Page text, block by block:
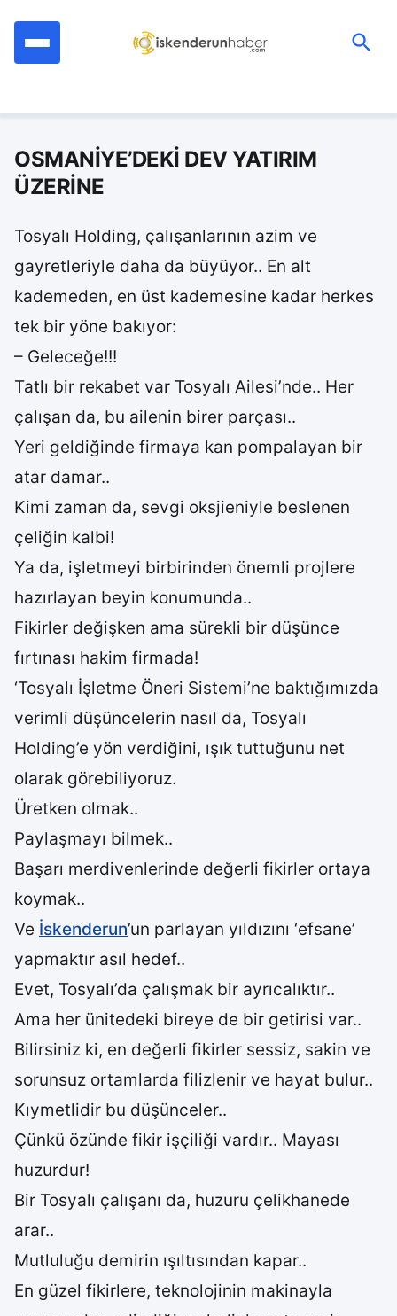
OSMANİYE’DEKİ DEV YATIRIM
ÜZERİNE
Tosyalı Holding, çalışanlarının azim ve
gayretleriyle daha da büyüyor.. En alt
kademeden, en üst kademesine kadar herkes
tek bir yöne bakıyor:
– Geleceğe!!!
Tatlı bir rekabet var Tosyalı Ailesi’nde.. Her
çalışan da, bu ailenin birer parçası..
Yeri geldiğinde firmaya kan pompalayan bir
atar damar..
Kimi zaman da, sevgi oksjieniyle beslenen
çeliğin kalbi!
Ya da, işletmeyi birbirinden önemli projlere
hazırlayan beyin konumunda..
Fikirler değişken ama sürekli bir düşünce
fırtınası hakim firmada!
‘Tosyalı İşletme Öneri Sistemi’ne baktığımızda
verimli düşüncelerin nasıl da, Tosyalı
Holding’e yön verdiğini, ışık tuttuğunu net
olarak görebiliyoruz.
Üretken olmak..
Paylaşmayı bilmek..
Başarı merdivenlerinde değerli fikirler ortaya
koymak..
Ve İskenderun’un parlayan yıldızını ‘efsane’
yapmaktır asıl hedef..
Evet, Tosyalı’da çalışmak bir ayrıcalıktır..
Ama her ünitedeki bireye de bir getirisi var..
Bilirsiniz ki, en değerli fikirler sessiz, sakin ve
sorunsuz ortamlarda filizlenir ve hayat bulur..
Kıymetlidir bu düşünceler..
Çünkü özünde fikir işçiliği vardır.. Mayası
huzurdur!
Bir Tosyalı çalışanı da, huzuru çelikhanede
arar..
Mutluluğu demirin ışıltısından kapar..
En güzel fikirlere, teknolojinin makinayla